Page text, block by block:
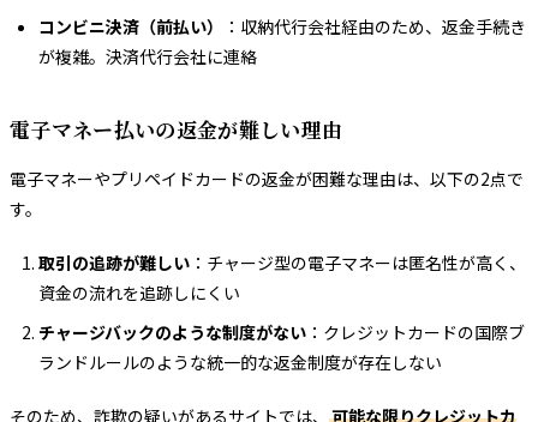
コンビニ決済（前払い）
：収納代行会社経由のため、返金手続き
が複雑。決済代行会社に連絡
電子マネー払いの返金が難しい理由
電子マネーやプリペイドカードの返金が困難な理由は、以下の2点で
す。
取引の追跡が難しい ：チャージ型の電子マネーは匿名性が高く、
資金の流れを追跡しにくい
チャージバックのような制度がない ：クレジットカードの国際ブ
ランドルールのような統一的な返金制度が存在しない
そのため、詐欺の疑いがあるサイトでは、 可能な限りクレジットカ